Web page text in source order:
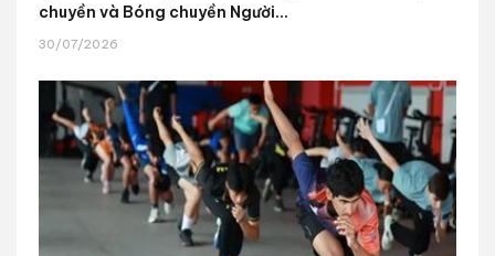
chuyền và Bóng chuyền Người...
30/07/2026